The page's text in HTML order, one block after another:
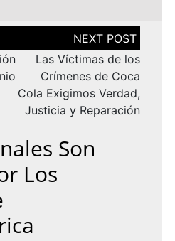
Las Víctimas de los
Crímenes de Coca
Cola Exigimos Verdad,
Justicia y Reparación
Son
Los